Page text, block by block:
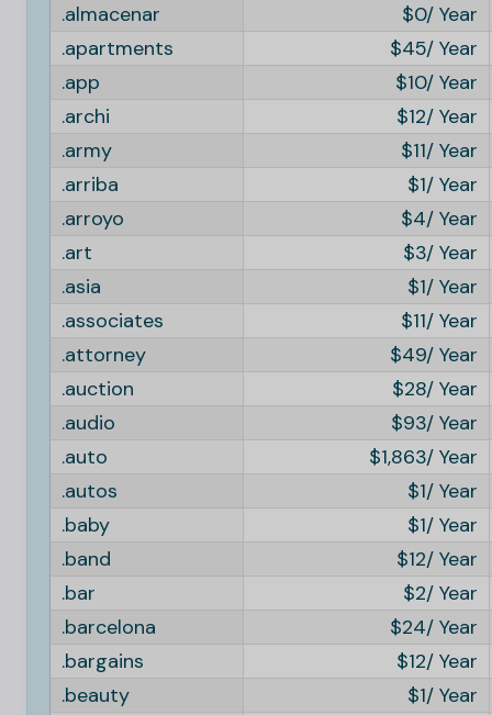
.almacenar
0
.apartments
45
.app
10
.archi
12
.army
11
.arriba
1
.arroyo
4
.art
3
.asia
1
.associates
11
.attorney
49
.auction
28
.audio
93
.auto
1,863
.autos
1
.baby
1
.band
12
.bar
2
.barcelona
24
.bargains
12
.beauty
1